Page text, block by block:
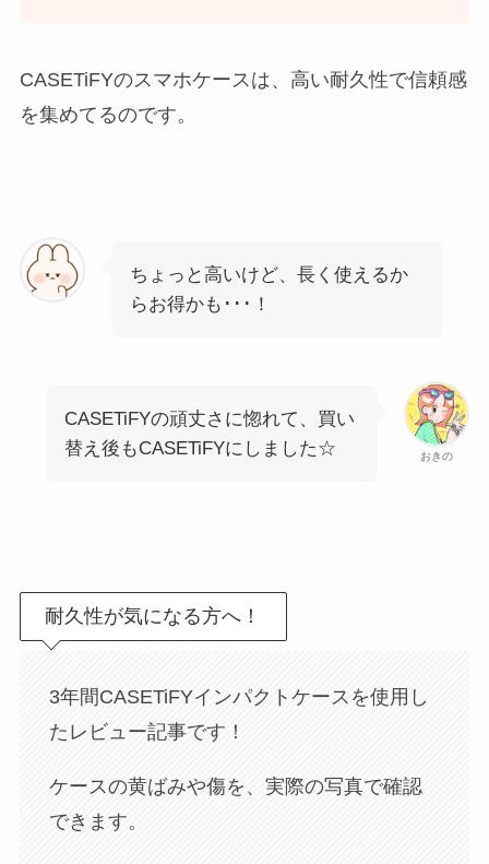
CASETiFYのスマホケースは、高い耐久性で信頼感
を集めてるのです。
ちょっと高いけど、長く使えるか
らお得かも･･･！
おきの
CASETiFYの頑丈さに惚れて、買い
替え後もCASETiFYにしました☆
耐久性が気になる方へ！
3年間CASETiFYインパクトケースを使用し
たレビュー記事です！
ケースの黄ばみや傷を、実際の写真で確認
できます。